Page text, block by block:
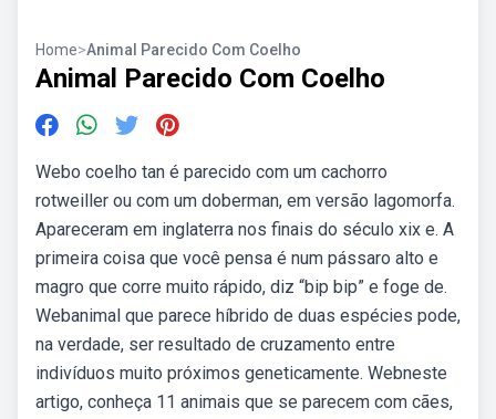
Home>Animal Parecido Com Coelho
Animal Parecido Com Coelho
Webo coelho tan é parecido com um cachorro
rotweiller ou com um doberman, em versão lagomorfa.
Apareceram em inglaterra nos finais do século xix e. A
primeira coisa que você pensa é num pássaro alto e
magro que corre muito rápido, diz “bip bip” e foge de.
Webanimal que parece híbrido de duas espécies pode,
na verdade, ser resultado de cruzamento entre
indivíduos muito próximos geneticamente. Webneste
artigo, conheça 11 animais que se parecem com cães,